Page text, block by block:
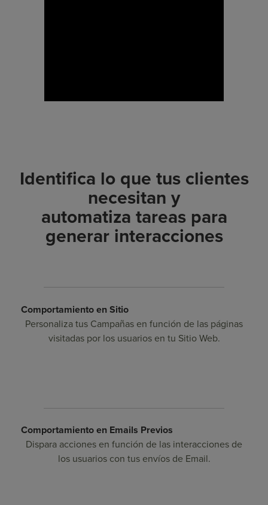
Identifica lo que tus clientes
necesitan y
automatiza tareas para
generar interacciones
Comportamiento en Sitio
Personaliza tus Campañas en función de las páginas
visitadas por los usuarios en tu Sitio Web.
Comportamiento en Emails Previos
Dispara acciones en función de las interacciones de
los usuarios con tus envíos de Email.